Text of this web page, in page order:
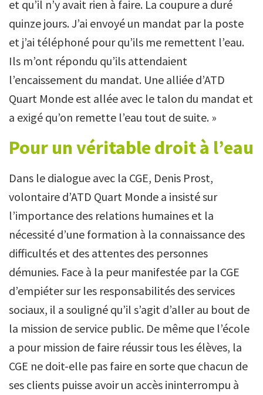
et qu’il n’y avait rien à faire. La coupure a duré
quinze jours. J’ai envoyé un mandat par la poste
et j’ai téléphoné pour qu’ils me remettent l’eau.
Ils m’ont répondu qu’ils attendaient
l’encaissement du mandat. Une alliée d’ATD
Quart Monde est allée avec le talon du mandat et
a exigé qu’on remette l’eau tout de suite. »
Pour un véritable droit à l’eau
Dans le dialogue avec la CGE, Denis Prost,
volontaire d’ATD Quart Monde a insisté sur
l’importance des relations humaines et la
nécessité d’une formation à la connaissance des
difficultés et des attentes des personnes
démunies. Face à la peur manifestée par la CGE
d’empiéter sur les responsabilités des services
sociaux, il a souligné qu’il s’agit d’aller au bout de
la mission de service public. De même que l’école
a pour mission de faire réussir tous les élèves, la
CGE ne doit-elle pas faire en sorte que chacun de
ses clients puisse avoir un accès ininterrompu à